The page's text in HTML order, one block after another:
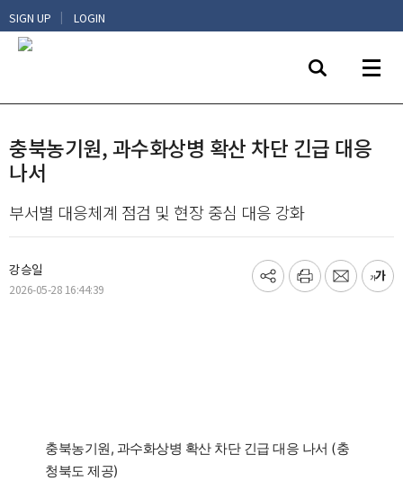
SIGN UP | LOGIN
충북농기원, 과수화상병 확산 차단 긴급 대응
나서
부서별 대응체계 점검 및 현장 중심 대응 강화
강승일
2026-05-28 16:44:39
기
프
메
글
충북농기원, 과수화상병 확산 차단 긴급 대응 나서 (충
청북도 제공)